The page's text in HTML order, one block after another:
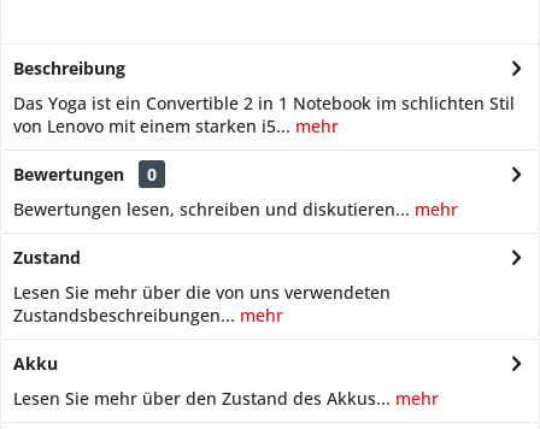
Beschreibung
Das Yoga ist ein Convertible 2 in 1 Notebook im schlichten Stil
von Lenovo mit einem starken i5... mehr
Bewertungen
0
Bewertungen lesen, schreiben und diskutieren... mehr
Zustand
Lesen Sie mehr über die von uns verwendeten
Zustandsbeschreibungen... mehr
Akku
Lesen Sie mehr über den Zustand des Akkus... mehr